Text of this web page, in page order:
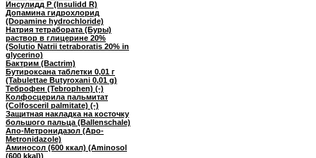
Инсулидд Р (Insulidd R)
Допамина гидрохлорид
(Dopamine hydrochloride)
Натрия тетрабората (Буры)
раствор в глицерине 20%
(Solutio Natrii tetraboratis 20% in
glycerino)
Бактрим (Bactrim)
Бутироксана таблетки 0,01 г
(Tabulettae Butyroxani 0,01 g)
Теброфен (Tebrophen) (-)
Колфосцерила пальмитат
(Colfosceril palmitate) (-)
Защитная накладка на косточку
большого пальца (Ballenschale)
Апо-Метронидазол (Apo-
Metronidazole)
Аминосол (600 ккал) (Aminosol
(600 kkal))